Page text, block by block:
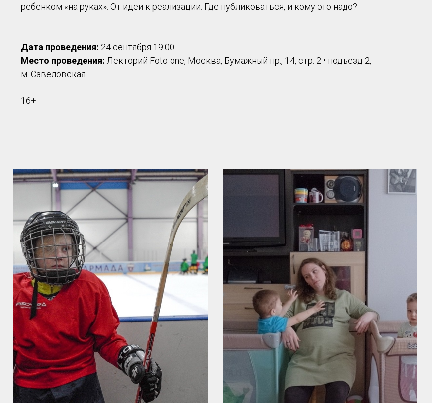
ребенком «на руках». От идеи к реализации. Где публиковаться, и кому это надо?
Дата проведения: 24 сентября 19:00
Место проведения: Лекторий Foto-one, Москва, Бумажный пр., 14, стр. 2 • подъезд 2,
м. Савёловская
16+